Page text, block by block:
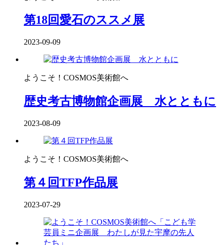
第18回愛石のススメ展
2023-09-09
ようこそ！COSMOS美術館へ
歴史考古博物館企画展 水とともに
2023-08-09
ようこそ！COSMOS美術館へ
第４回TFP作品展
2023-07-29